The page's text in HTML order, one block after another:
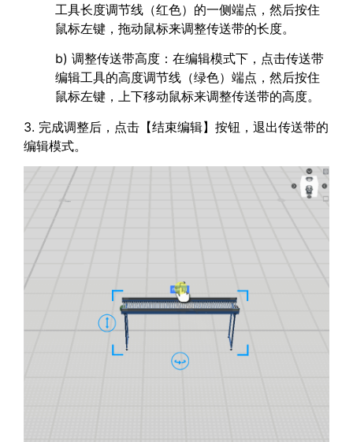
工具长度调节线（红色）的一侧端点，然后按住
鼠标左键，拖动鼠标来调整传送带的长度。
b) 调整传送带高度：在编辑模式下，点击传送带
编辑工具的高度调节线（绿色）端点，然后按住
鼠标左键，上下移动鼠标来调整传送带的高度。
3. 完成调整后，点击【结束编辑】按钮，退出传送带的
编辑模式。